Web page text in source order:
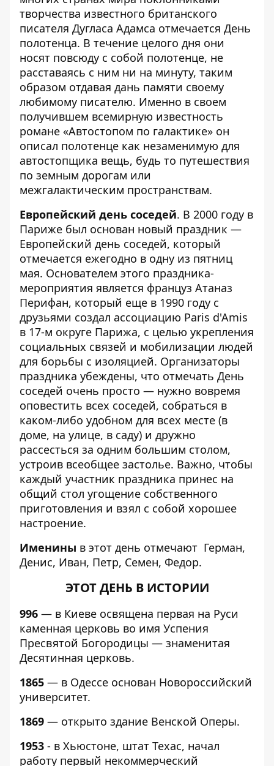
творчества известного британского
писателя Дугласа Адамса отмечается День
полотенца. В течение целого дня они
носят повсюду с собой полотенце, не
расставаясь с ним ни на минуту, таким
образом отдавая дань памяти своему
любимому писателю. Именно в своем
получившем всемирную известность
романе «Автостопом по галактике» он
описал полотенце как незаменимую для
автостопщика вещь, будь то путешествия
по земным дорогам или
межгалактическим пространствам.
Европейский день соседей. В 2000 году в
Париже был основан новый праздник —
Европейский день соседей, который
отмечается ежегодно в одну из пятниц
мая. Основателем этого праздника-
мероприятия является француз Атаназ
Перифан, который еще в 1990 году с
друзьями создал ассоциацию Paris d'Amis
в 17-м округе Парижа, с целью укрепления
социальных связей и мобилизации людей
для борьбы с изоляцией. Организаторы
праздника убеждены, что отмечать День
соседей очень просто — нужно вовремя
оповестить всех соседей, собраться в
каком-либо удобном для всех месте (в
доме, на улице, в саду) и дружно
рассесться за одним большим столом,
устроив всеобщее застолье. Важно, чтобы
каждый участник праздника принес на
общий стол угощение собственного
приготовления и взял с собой хорошее
настроение.
Именины в этот день отмечают Герман,
Денис, Иван, Петр, Семен, Федор.
ЭТОТ ДЕНЬ В ИСТОРИИ
996 — в Киеве освящена первая на Руси
каменная церковь во имя Успения
Пресвятой Богородицы — знаменитая
Десятинная церковь.
1865 — в Одессе основан Новороссийский
университет.
1869 — открыто здание Венской Оперы.
1953 - в Хьюстоне, штат Техас, начал
работу первый некоммерческий